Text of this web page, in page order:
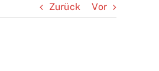
Zurück Vor